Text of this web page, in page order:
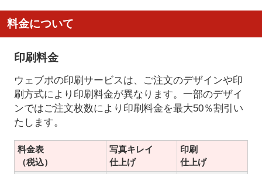
料金について
印刷料金
ウェブポの印刷サービスは、ご注文のデザインや印
刷方式により印刷料金が異なります。一部のデザイ
ンではご注文枚数により印刷料金を最大50％割引い
たします。
料金表
（税込）
写真キレイ
仕上げ
印刷
仕上げ